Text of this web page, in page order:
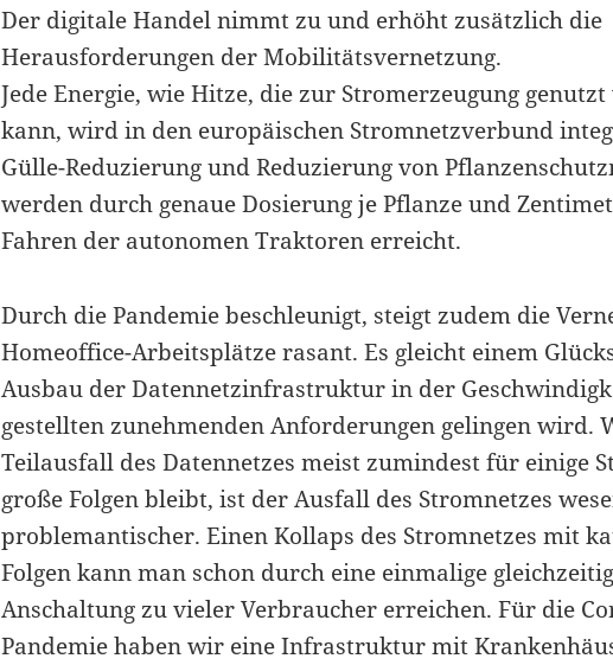
Der digitale Handel nimmt zu und erhöht zusätzlich die
Herausforderungen der Mobilitätsvernetzung.
Jede Energie, wie Hitze, die zur Stromerzeugung
kann, wird in den europäischen Stromnetzverbund
Gülle-Reduzierung und Reduzierung von
werden durch genaue Dosierung je Pflanze und
Fahren der autonomen Traktoren erreicht.
Durch die Pandemie beschleunigt, steigt zudem die
Homeoffice-Arbeitsplätze rasant. Es gleicht einem
Ausbau der Datennetzinfrastruktur in der
gestellten zunehmenden Anforderungen gelingen wird.
Teilausfall des Datennetzes meist zumindest für einige
große Folgen bleibt, ist der Ausfall des Stromnetzes
problemantischer. Einen Kollaps des Stromnetzes mit
Folgen kann man schon durch eine einmalige
Anschaltung zu vieler Verbraucher erreichen. Für die
Pandemie haben wir eine Infrastruktur mit